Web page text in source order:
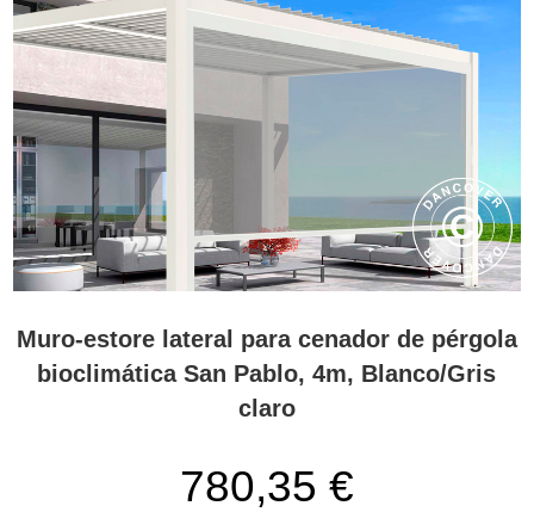
Muro-estore lateral para cenador de pérgola
bioclimática San Pablo, 4m, Blanco/Gris
claro
780,35 €